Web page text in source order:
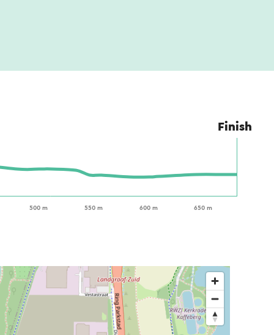
Finish